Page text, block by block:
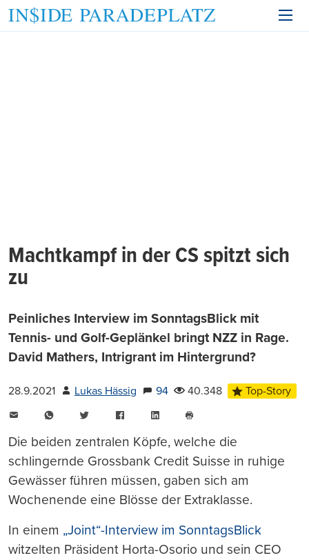
Machtkampf in der CS spitzt sich
zu
Peinliches Interview im SonntagsBlick mit
Tennis- und Golf-Geplänkel bringt NZZ in Rage.
David Mathers, Intrigrant im Hintergrund?
28.9.2021 Lukas Hässig 94 40.348
Top-Story
WhatsAppTwitter FacebookLinkedIn
drucken
Die beiden zentralen Köpfe, welche die
schlingernde Grossbank Credit Suisse in ruhige
Gewässer führen müssen, gaben sich am
Wochenende eine Blösse der Extraklasse.
In einem „Joint“-Interview im SonntagsBlick
witzelten Präsident Horta-Osorio und sein CEO